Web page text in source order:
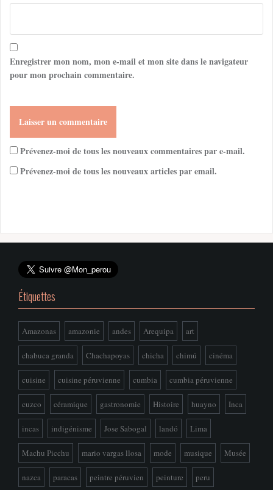
Enregistrer mon nom, mon e-mail et mon site dans le navigateur
pour mon prochain commentaire.
Prévenez-moi de tous les nouveaux commentaires par e-mail.
Prévenez-moi de tous les nouveaux articles par email.
Étiquettes
Amazonas amazonie andes Arequipa art
chabuca granda Chachapoyas chicha chimú cinéma
cuisine cuisine péruvienne cumbia cumbia péruvienne
cuzco céramique gastronomie Histoire huayno Inca
incas indigénisme Jose Sabogal landó Lima
Machu Picchu mario vargas llosa mode musique Musée
nazca paracas peintre péruvien peinture peru